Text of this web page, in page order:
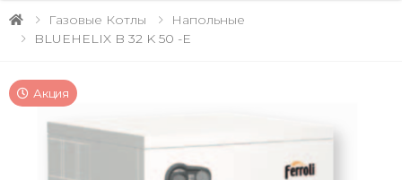
Газовые Котлы
Напольные
BLUEHELIX B 32 K 50 -E
Акция